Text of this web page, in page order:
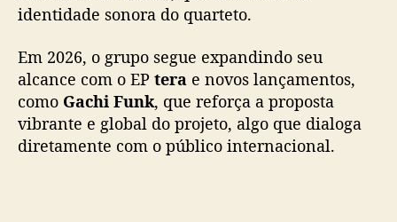
i
r
o
p
a
l
identidade sonora do quarteto.
Em 2026, o grupo segue expandindo seu
alcance com o EP tera e novos lançamentos,
como Gachi Funk, que reforça a proposta
vibrante e global do projeto, algo que dialoga
diretamente com o público internacional.